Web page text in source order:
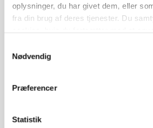
oplysninger, du har givet dem, eller
fra din brug af deres tjenester. Du
Nødvendig
Præferencer
Statistik
Rådgiver om DB-Tjek: Små